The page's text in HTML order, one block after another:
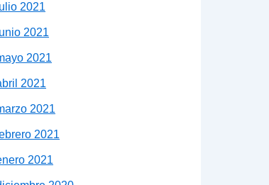
2021
2021
2021
2021
2021
2021
2021